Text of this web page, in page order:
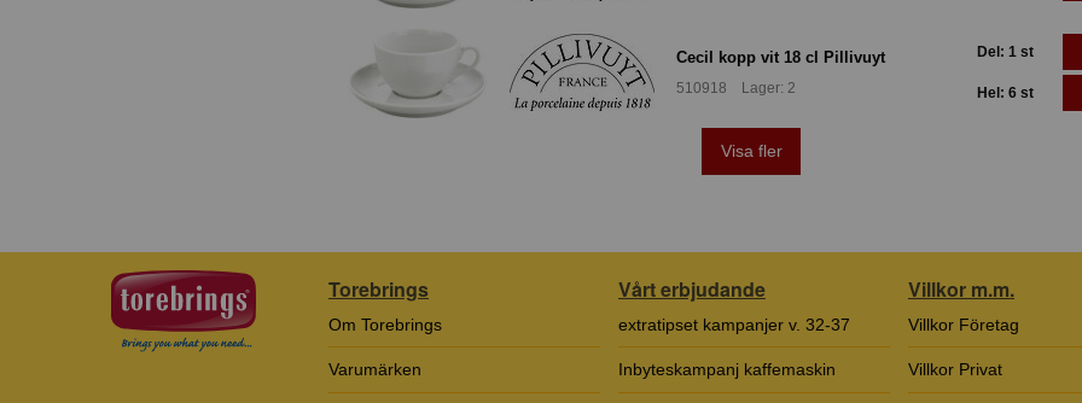
Cecil kopp vit 18 cl Pillivuyt
510918 Lager: 2
Del: 1 st
Hel: 6 st
Visa fler
Torebrings
Om Torebrings
Varumärken
Vårt erbjudande
extratipset kampanjer v. 32-37
Inbyteskampanj kaffemaskin
Villkor m.m.
Villkor Företag
Villkor Privat